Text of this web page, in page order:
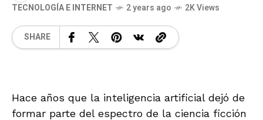
TECNOLOGÍA E INTERNET
2 years ago 2K Views
SHARE
Hace años que la inteligencia artificial dejó de
formar parte del espectro de la ciencia ficción